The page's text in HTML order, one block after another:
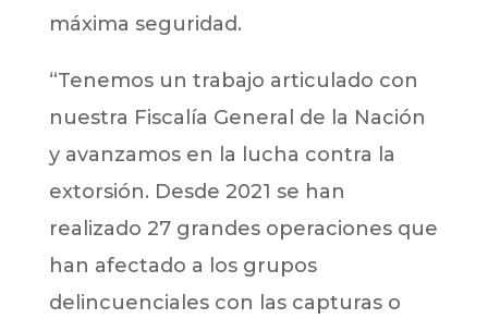
máxima seguridad.
“Tenemos un trabajo articulado con
nuestra Fiscalía General de la Nación
y avanzamos en la lucha contra la
extorsión. Desde 2021 se han
realizado 27 grandes operaciones que
han afectado a los grupos
delincuenciales con las capturas o